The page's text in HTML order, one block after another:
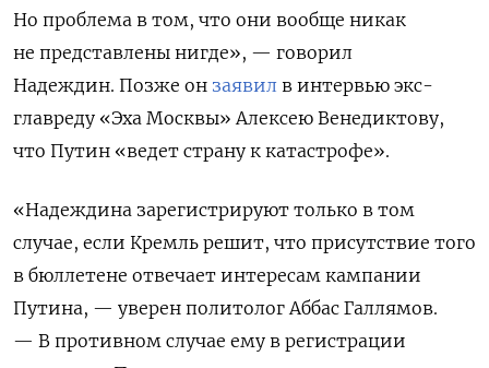
Но проблема в том, что они вообще никак
не представлены нигде», — говорил
Надеждин. Позже он заявил в интервью экс-
главреду «Эха Москвы» Алексею Венедиктову,
что Путин «ведет страну к катастрофе».
«Надеждина зарегистрируют только в том
случае, если Кремль решит, что присутствие того
в бюллетене отвечает интересам кампании
Путина, — уверен политолог Аббас Галлямов.
— В противном случае ему в регистрации